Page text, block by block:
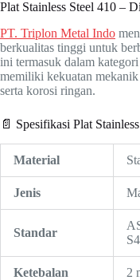
Plat Stainless Steel 410 –
PT. Triplon Metal Indo
berkualitas tinggi untuk
ini termasuk dalam kategori
memiliki kekuatan mekanik
serta korosi ringan.
📄 Spesifikasi Plat
Material
Jenis
Standar
Ketebalan 2